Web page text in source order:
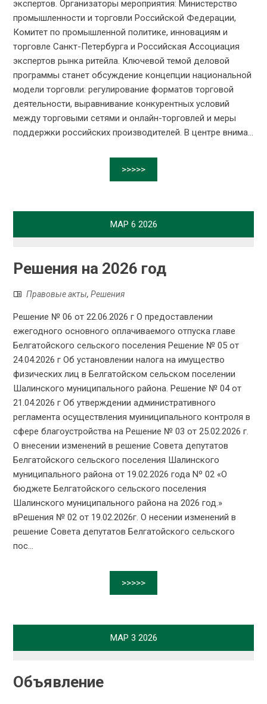
экспертов. Организаторы мероприятия: Министерство
промышленности и торговли Российской Федерации,
Комитет по промышленной политике, инновациям и
торговле Санкт-Петербурга и Российская Ассоциация
экспертов рынка ритейла. Ключевой темой деловой
программы станет обсуждение концепции национальной
модели торговли: регулирование форматов торговой
деятельности, выравнивание конкурентных условий
между торговыми сетями и онлайн-торговлей и меры
поддержки российских производителей. В центре внима...
>>>>>
МАР 6 2026
Решения на 2026 год
Правовые акты,Решения
Решение № 06 от 22.06.2026 г О предоставлении
ежегодного основного оплачиваемого отпуска главе
Белгатойского сельского поселения Решение № 05 от
24.04.2026 г Об установлении налога на имущество
физических лиц в Белгатойском сельском поселении
Шалинского муниципального района. Решение № 04 от
21.04.2026 г Об утверждении административного
регламента осуществления муиниципального контроля в
сфере благоустройства на Решение № 03 от 25.02.2026 г.
О внесении изменений в решение Совета депутатов
Белгатойского сельского поселения Шалинского
муниципального района от 19.02.2026 года Nº 02 «О
бюджете Белгатойского сельского поселения
Шалинского муниципального района на 2026 год.»
вРешения № 02 от 19.02.2026г. О несении изменений в
решение Совета депутатов Белгатойского сельского
пос...
>>>>>
МАР 3 2026
Объявление